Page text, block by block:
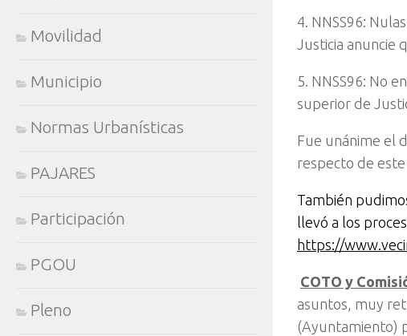
4. NNSS96:
Justicia anuncie
5. NNSS96: No
superior de
Fue unánime el
respecto de
También
llevó a los
https://
COTO y
asuntos, muy
(Ayuntamiento)
Movilidad
Municipio
Normas Urbanísticas
PAJARES
Participación
PGOU
Pleno